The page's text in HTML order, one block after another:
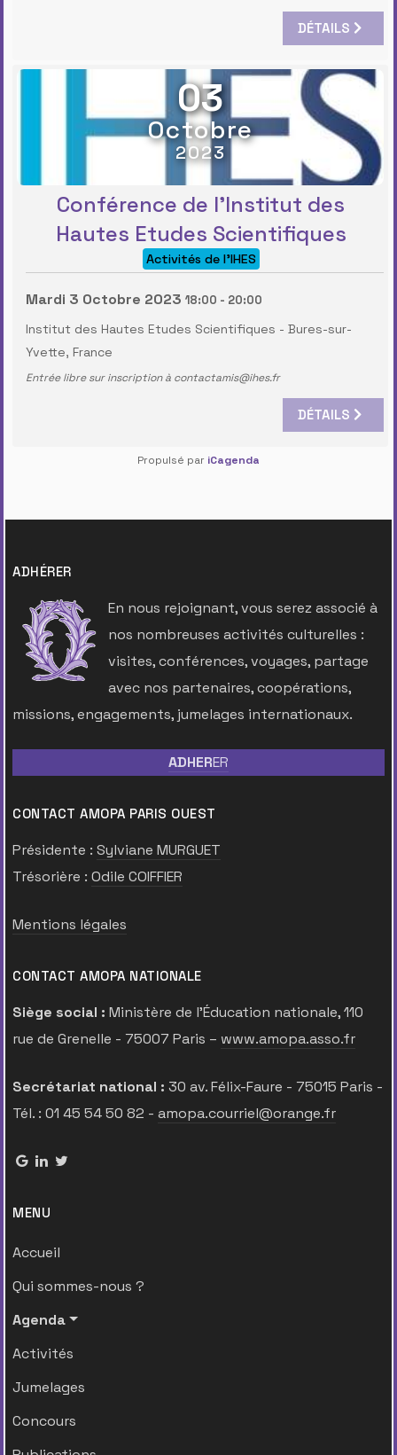
DÉTAILS
03
Octobre
2023
Conférence de l'Institut des
Hautes Etudes Scientifiques
Activités de l'IHES
Mardi 3 Octobre 2023 18:00 - 20:00
Institut des Hautes Etudes Scientifiques - Bures-sur-
Yvette, France
Entrée libre sur inscription à contactamis@ihes.fr
DÉTAILS
Propulsé par iCagenda
ADHÉRER
En nous rejoignant, vous serez associé à
nos nombreuses activités culturelles :
visites, conférences, voyages, partage
avec nos partenaires, coopérations,
missions, engagements, jumelages internationaux.
ADHERER
CONTACT AMOPA PARIS OUEST
Présidente : Sylviane MURGUET
Trésorière : Odile COIFFIER
Mentions légales
CONTACT AMOPA NATIONALE
Siège social : Ministère de l’Éducation nationale, 110
rue de Grenelle - 75007 Paris – www.amopa.asso.fr
Secrétariat national : 30 av. Félix-Faure - 75015 Paris -
Tél. : 01 45 54 50 82 - amopa.courriel@orange.fr
MENU
Accueil
Qui sommes-nous ?
Agenda
Activités
Jumelages
Concours